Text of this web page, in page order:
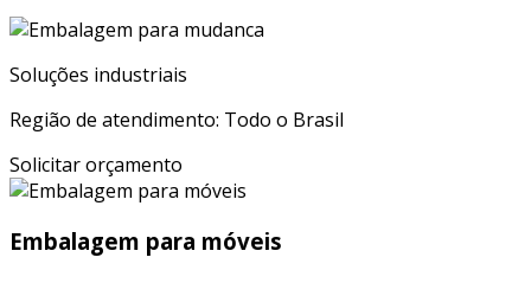
Soluções industriais
Região de atendimento: Todo o Brasil
Solicitar orçamento
Embalagem para móveis